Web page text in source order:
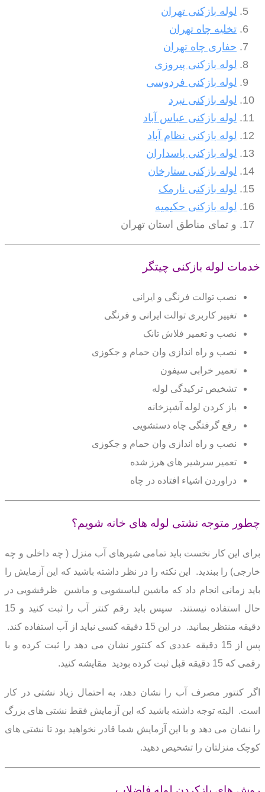
لوله بازکنی تهران
تخلیه چاه تهران
حفاری چاه تهران
لوله بازکنی پیروزی
لوله بازکنی فردوسی
لوله بازکنی نبرد
لوله بازکنی عباس آباد
لوله بازکنی نظام آباد
لوله بازکنی پاسداران
لوله بازکنی ستارخان
لوله بازکنی نارمک
لوله بازکنی حکیمیه
و تمای مناطق استان تهران
خدمات لوله بازکنی چیتگر
نصب توالت فرنگی و ایرانی
تغییر کاربری توالت ایرانی و فرنگی
نصب و تعمیر فلاش تانک
نصب و راه اندازی وان حمام و جکوزی
تعمیر خرابی سیفون
تشخیص ترکیدگی لوله
باز کردن لوله آشپزخانه
رفع گرفتگی چاه دستشویی
نصب و راه اندازی وان حمام و جکوزی
تعمیر سرشیر های هرز شده
دراوردن اشیاء افتاده در چاه
چطور متوجه نشتی لوله های خانه شویم؟
برای این کار نخست باید تمامی شیرهای آب منزل ( چه داخلی و چه
خارجی) را ببندید.
این نکته را در نظر داشته باشید که این آزمایش را
باید زمانی انجام داد که ماشین لباسشویی و ماشین ظرفشویی در
حال استفاده نیستند.
سپس باید رقم کنتر آب را ثبت کنید و 15
دقیقه منتظر بمانید. در این 15 دقیقه کسی نباید از آب استفاده کند.
پس از 15 دقیقه عددی که کنتور نشان می دهد را ثبت کرده و با
رقمی که 15 دقیقه قبل ثبت کرده بودید
مقایشه کنید.
اگر کنتور مصرف آب را نشان دهد، به احتمال زیاد نشتی در کار
است.
البته توجه داشته باشید که این آزمایش فقط نشتی های بزرگ
را نشان می دهد و با این آزمایش شما قادر نخواهید بود تا نشتی های
کوچک منزلتان را تشخیص دهید.